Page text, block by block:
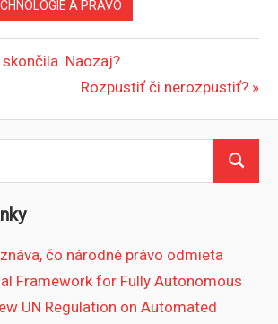
A PRÁVO
Naozaj?
Next
Rozpustiť či nerozpustiť?
Search
čo národné právo odmieta
Framework for Fully Autonomous
UN Regulation on Automated